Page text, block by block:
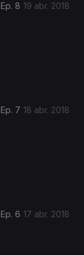
Ep. 8 19 abr. 2018
Ep. 7 18 abr. 2018
Ep. 6 17 abr. 2018